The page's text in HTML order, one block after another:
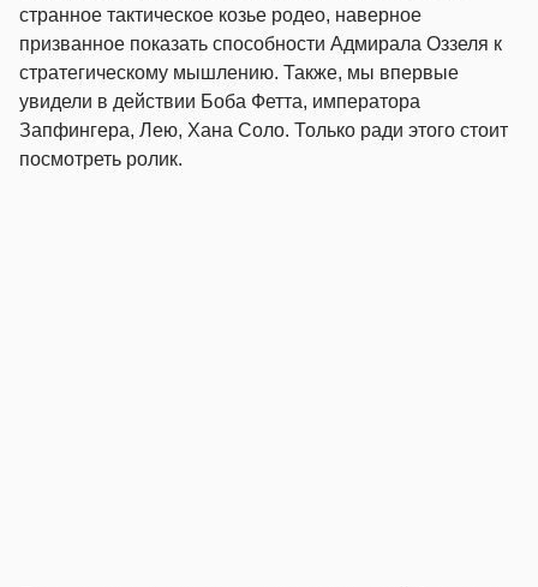
странное тактическое козье родео, наверное
призванное показать способности Адмирала Оззеля к
стратегическому мышлению. Также, мы впервые
увидели в действии Боба Фетта, императора
Запфингера, Лею, Хана Соло. Только ради этого стоит
посмотреть ролик.